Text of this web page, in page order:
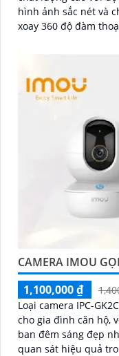
hình ảnh sắc nét và
xoay 360 độ đàm
bạn. Loại Camera
1L3WF 3
CAMERA IMOU
1,100,000 ₫
Loại camera IPC-
cho gia đình căn hộ, với
ban đêm sáng đẹp
quan sát hiệu quả